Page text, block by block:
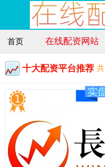
首页 在线配资网站
十大配资平台推荐 共